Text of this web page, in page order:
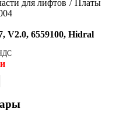
для лифтов
Платы
V2.0, 6559100, Hidral